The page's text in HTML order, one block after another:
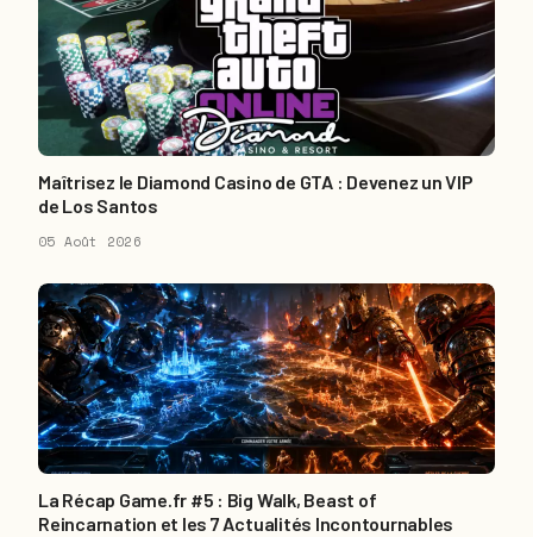
Maîtrisez le Diamond Casino de GTA : Devenez un VIP
de Los Santos
05 Août 2026
La Récap Game.fr #5 : Big Walk, Beast of
Reincarnation et les 7 Actualités Incontournables